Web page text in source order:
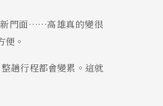
新門面……高雄真的變很
便。
趟行程都會變累。這就